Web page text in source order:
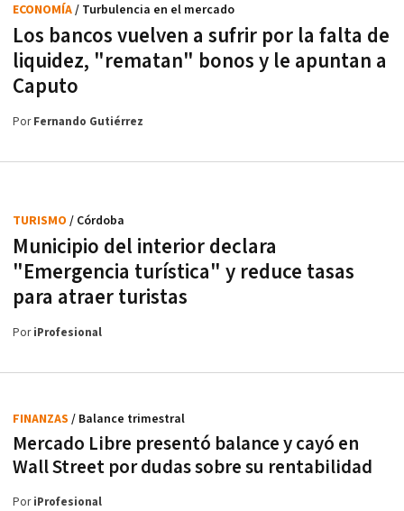
Los bancos vuelven a sufrir por la falta de
liquidez, "rematan" bonos y le apuntan a
Caputo
ECONOMÍA/ Turbulencia en el mercado
PorFernando Gutiérrez
Municipio del interior declara
"Emergencia turística" y reduce tasas
para atraer turistas
TURISMO / Córdoba
PoriProfesional
Mercado Libre presentó balance y cayó en
Wall Street por dudas sobre su rentabilidad
FINANZAS / Balance trimestral
PoriProfesional